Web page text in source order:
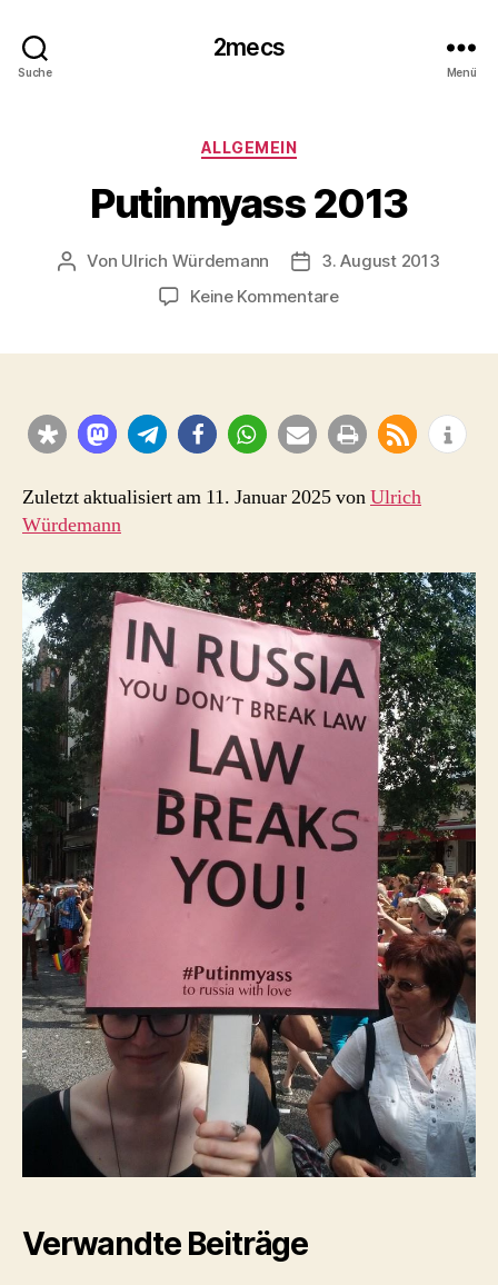
Suche
2mecs
Menü
Kategorien
ALLGEMEIN
Putinmyass 2013
Beitragsautor
Von Ulrich Würdemann Beitragsdatum
3. August 2013
Keine Kommentarezu
Zuletzt aktualisiert am 11. Januar 2025 vonUlrich
Würdemann
Verwandte Beiträge